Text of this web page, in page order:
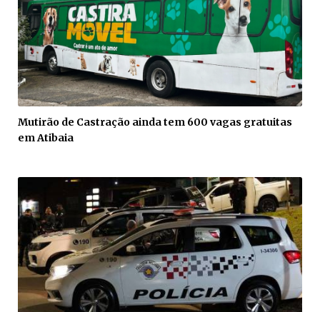
Mutirão de Castração ainda tem 600 vagas gratuitas
em Atibaia